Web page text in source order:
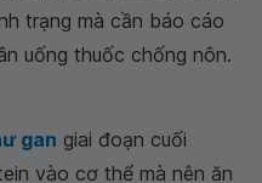
trạng mà cần báo cáo
uống thuốc chống nôn.
gan giai đoạn cuối
vào cơ thể mà nên ăn